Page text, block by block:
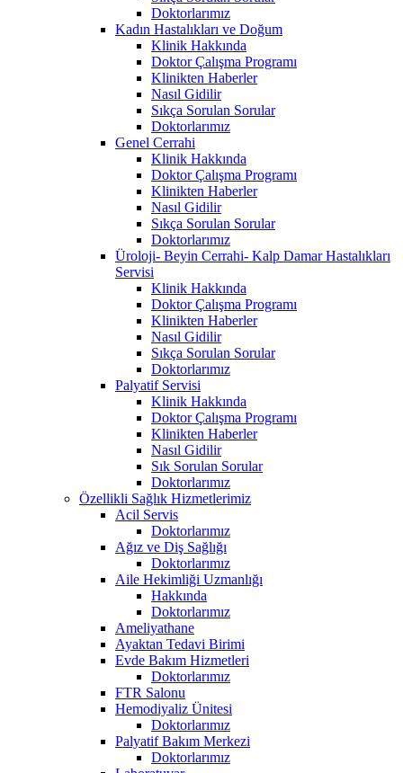
Doktorlarımız
Kadın Hastalıkları ve Doğum
Klinik Hakkında
Doktor Çalışma Programı
Klinikten Haberler
Nasıl Gidilir
Sıkça Sorulan Sorular
Doktorlarımız
Genel Cerrahi
Klinik Hakkında
Doktor Çalışma Programı
Klinikten Haberler
Nasıl Gidilir
Sıkça Sorulan Sorular
Doktorlarımız
Üroloji- Beyin Cerrahi- Kalp Damar Hastalıkları
Servisi
Klinik Hakkında
Doktor Çalışma Programı
Klinikten Haberler
Nasıl Gidilir
Sıkça Sorulan Sorular
Doktorlarımız
Palyatif Servisi
Klinik Hakkında
Doktor Çalışma Programı
Klinikten Haberler
Nasıl Gidilir
Sık Sorulan Sorular
Doktorlarımız
Özellikli Sağlık Hizmetlerimiz
Acil Servis
Doktorlarımız
Ağız ve Diş Sağlığı
Doktorlarımız
Aile Hekimliği Uzmanlığı
Hakkında
Doktorlarımız
Ameliyathane
Ayaktan Tedavi Birimi
Evde Bakım Hizmetleri
Doktorlarımız
FTR Salonu
Hemodiyaliz Ünitesi
Doktorlarımız
Palyatif Bakım Merkezi
Doktorlarımız